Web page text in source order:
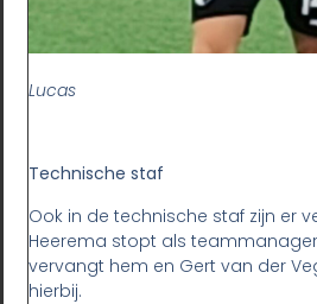
Lucas
Technische staf
Ook in de technische staf zijn er
Heerema stopt als
vervangt hem en Gert van der
hierbij.